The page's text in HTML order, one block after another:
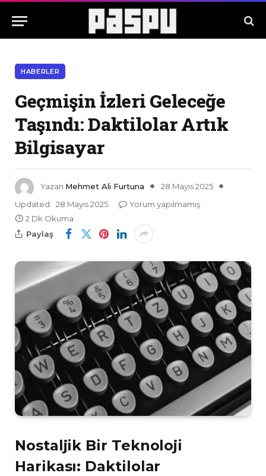
HABERLER
Geçmişin İzleri Geleceğe
Taşındı: Daktilolar Artık
Bilgisayar
Yazan Mehmet Ali Furtuna
28 Mayıs 2025
Updated: 28 Mayıs 2025
Yorum yapılmamış
2 Dk Okuma
Paylaş
Nostaljik Bir Teknoloji
Harikası: Daktilolar